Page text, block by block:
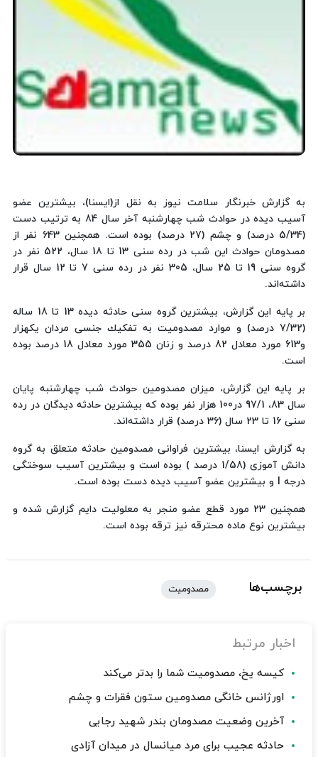
به گزارش خبرنگار سلامت نیوز به نقل از(ایسنا)، بیشترین عضو
آسیب دیده در حوادث شب چهارشنبه آخر سال 84 به ترتیب دست
(5/34 درصد) و چشم (27 درصد) بوده است. همچنین 643 نفر از
مصدومان حوادث این شب در رده سنی 13 تا 18 سال، 522 نفر در
گروه سنی 19 تا 25 سال، ‌305 نفر در رده سنی 7 تا 12 سال قرار
داشته‌اند.
بر پایه این گزارش، بیشترین گروه سنی حادثه دیده 13 تا 18 ساله
(7/32 درصد) و موارد مصدومیت به تفكیك جنسی مردان یكهزار
و613 مورد معادل 82 درصد و زنان 355 مورد معادل 18 درصد بوده
است.
بر پایه این گزارش، میزان مصدومین حوادث شب چهارشنبه پایان
سال 83، 97/1 در100 هزار نفر بوده كه بیشترین حادثه دیدگان در رده
سنی 16 تا 23 سال (36 درصد) قرار داشته‌اند.
به گزارش ایسنا، بیشترین فراوانی مصدومین حادثه متعلق به گروه
دانش آموزی (1/58 درصد ) بوده است و بیشترین آسیب سوختگی
درجه I و بیشترین عضو آسیب دیده دست بوده است.
همچنین 23 مورد قطع عضو منجر به معلولیت دایم گزارش شده و
بیشترین نوع ماده محترقه نیز ترقه بوده است.
برچسب‌ها مصدومیت
اخبار مرتبط
کیسه یخ، مصدومیت شما را بدتر می‌کند
اورژانس خانگی مصدومین ستون فقرات و چشم
آخرین وضعیت مصدومان بندر شهید رجایی
حادثه عجیب برای مرد میانسال در میدان آزادی